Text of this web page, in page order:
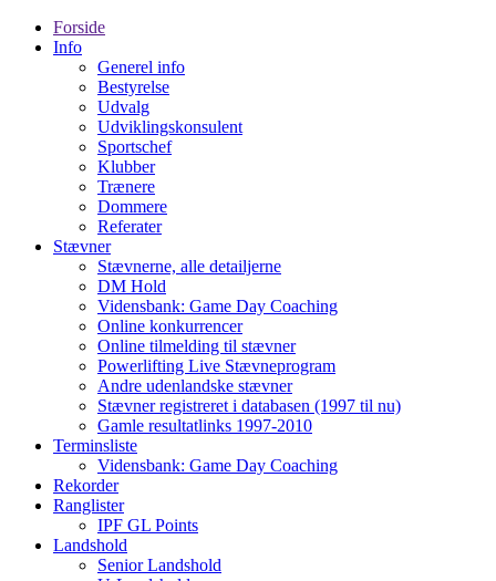
Forside
Info
Generel info
Bestyrelse
Udvalg
Udviklingskonsulent
Sportschef
Klubber
Trænere
Dommere
Referater
Stævner
Stævnerne, alle detailjerne
DM Hold
Vidensbank: Game Day Coaching
Online konkurrencer
Online tilmelding til stævner
Powerlifting Live Stævneprogram
Andre udenlandske stævner
Stævner registreret i databasen (1997 til nu)
Gamle resultatlinks 1997-2010
Terminsliste
Vidensbank: Game Day Coaching
Rekorder
Ranglister
IPF GL Points
Landshold
Senior Landshold